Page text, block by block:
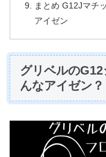
まとめ G12Jマチ
アイゼン
グリベルの
んなアイゼン？